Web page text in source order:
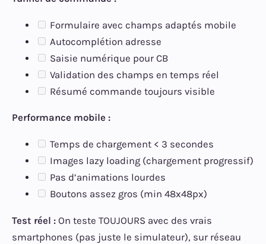
Formulaire avec champs adaptés mobile
Autocomplétion adresse
Saisie numérique pour CB
Validation des champs en temps réel
Résumé commande toujours visible
Performance mobile :
Temps de chargement < 3 secondes
Images lazy loading (chargement progressif)
Pas d’animations lourdes
Boutons assez gros (min 48x48px)
Test réel : On teste TOUJOURS avec des vrais
smartphones (pas juste le simulateur), sur réseau